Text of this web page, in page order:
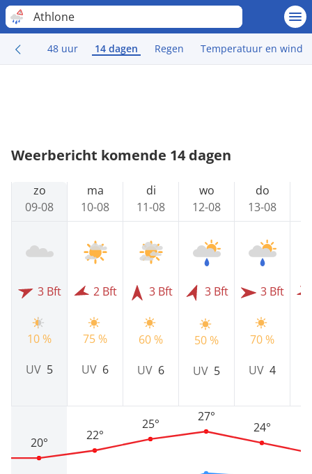
Athlone
48 uur 14 dagen Regen Temperatuur en wind
Weerbericht komende 14 dagen
zo
09-08
3 Bft
10 %
UV 5
20°
ma
10-08
2 Bft
75 %
UV 6
22°
di
11-08
3 Bft
60 %
UV 6
25°
wo
12-08
3 Bft
50 %
UV 5
27°
do
13-08
3 Bft
70 %
UV 4
24°